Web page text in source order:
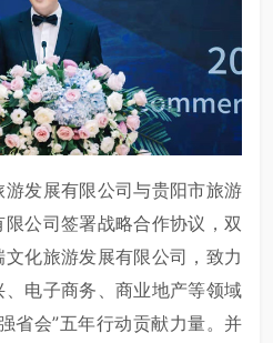
发展有限公司与贵阳市旅游
公司签署战略合作协议，双
化旅游发展有限公司，致力
电子商务、商业地产等领域
省会”五年行动贡献力量。并